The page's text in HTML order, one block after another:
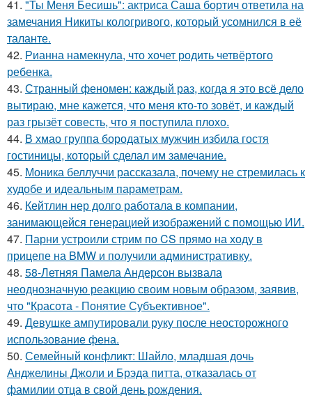
41. "Ты Меня Бесишь": актриса Саша бортич ответила на
замечания Никиты кологривого, который усомнился в её
таланте.
42. Рианна намекнула, что хочет родить четвёртого
ребенка.
43. Странный феномен: каждый раз, когда я это всё дело
вытираю, мне кажется, что меня кто-то зовёт, и каждый
раз грызёт совесть, что я поступила плохо.
44. В хмао группа бородатых мужчин избила гостя
гостиницы, который сделал им замечание.
45. Моника беллуччи рассказала, почему не стремилась к
худобе и идеальным параметрам.
46. Кейтлин нер долго работала в компании,
занимающейся генерацией изображений с помощью ИИ.
47. Парни устроили стрим по CS прямо на ходу в
прицепе на BMW и получили административку.
48. 58-Летняя Памела Андерсон вызвала
неоднозначную реакцию своим новым образом, заявив,
что "Красота - Понятие Субъективное".
49. Девушке ампутировали руку после неосторожного
использование фена.
50. Семейный конфликт: Шайло, младшая дочь
Анджелины Джоли и Брэда питта, отказалась от
фамилии отца в свой день рождения.